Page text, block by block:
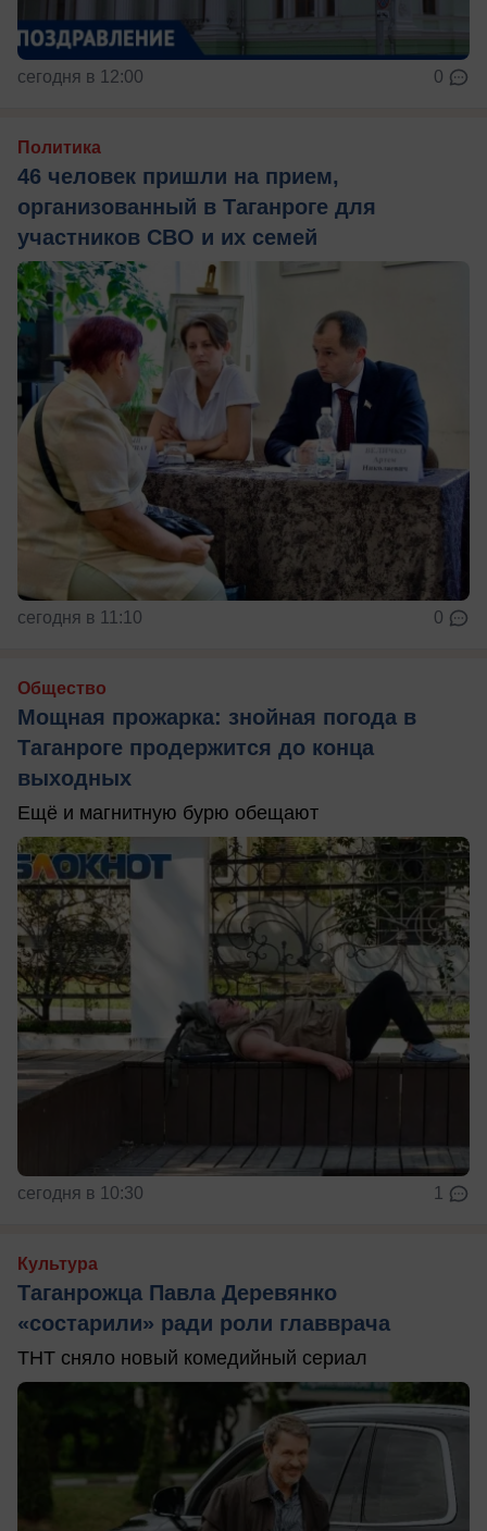
сегодня в 12:00 0
Политика
46 человек пришли на прием,
организованный в Таганроге для
участников СВО и их семей
сегодня в 11:10 0
Общество
Мощная прожарка: знойная погода в
Таганроге продержится до конца
выходных
Ещё и магнитную бурю обещают
сегодня в 10:30 1
Культура
Таганрожца Павла Деревянко
«состарили» ради роли главврача
ТНТ сняло новый комедийный сериал